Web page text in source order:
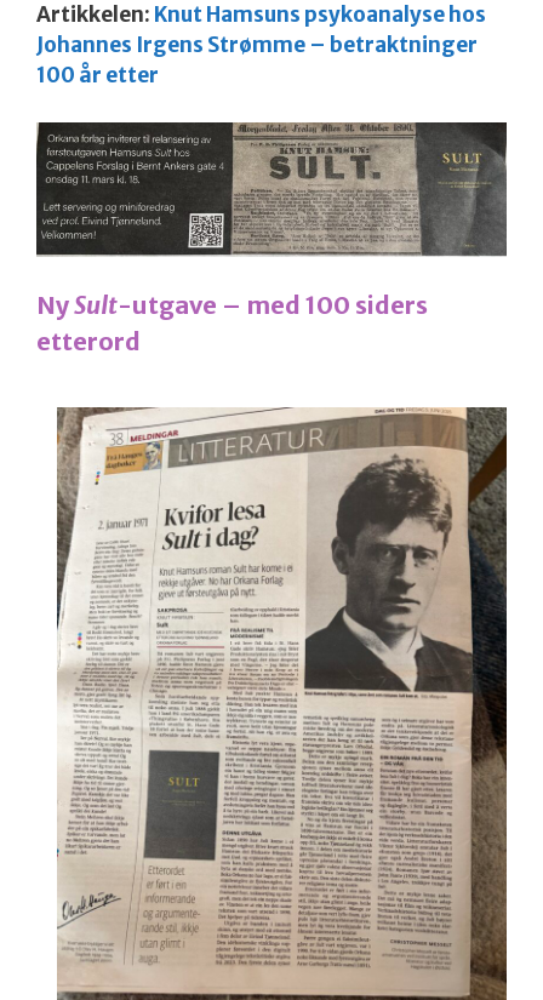
Artikkelen: Knut Hamsuns psykoanalyse hos
Johannes Irgens Strømme – betraktninger
100 år etter
NySult-utgave – med 100 siders
etterord